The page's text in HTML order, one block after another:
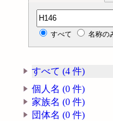
分類記号検索
すべて 名称の
すべて (4 件)
個人名 (0 件)
家族名 (0 件)
団体名 (0 件)